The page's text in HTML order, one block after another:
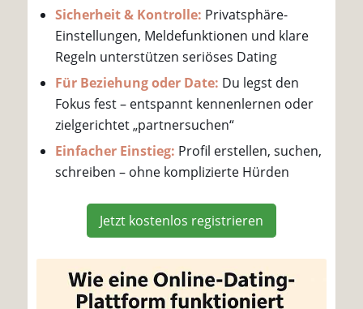
Sicherheit & Kontrolle: Privatsphäre-
Einstellungen, Meldefunktionen und klare
Regeln unterstützen seriöses Dating
Für Beziehung oder Date: Du legst den
Fokus fest – entspannt kennenlernen oder
zielgerichtet „partnersuchen“
Einfacher Einstieg: Profil erstellen, suchen,
schreiben – ohne komplizierte Hürden
Jetzt kostenlos registrieren